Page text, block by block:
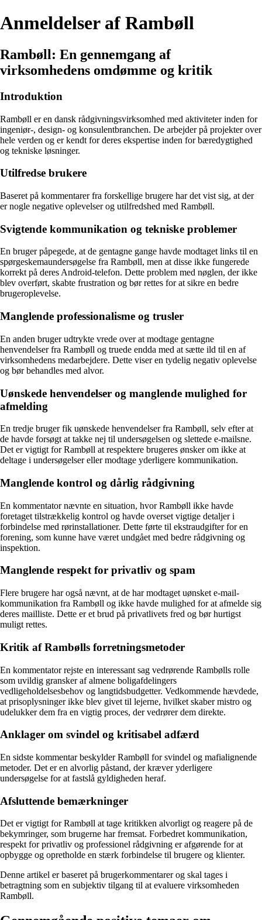
Anmeldelser af Rambøll
Rambøll: En gennemgang af
virksomhedens omdømme og kritik
Introduktion
Rambøll er en dansk rådgivningsvirksomhed med aktiviteter inden for
ingeniør-, design- og konsulentbranchen. De arbejder på projekter over
hele verden og er kendt for deres ekspertise inden for bæredygtighed
og tekniske løsninger.
Utilfredse brukere
Baseret på kommentarer fra forskellige brugere har det vist sig, at der
er nogle negative oplevelser og utilfredshed med Rambøll.
Svigtende kommunikation og tekniske problemer
En bruger påpegede, at de gentagne gange havde modtaget links til en
spørgeskemaundersøgelse fra Rambøll, men at disse ikke fungerede
korrekt på deres Android-telefon. Dette problem med nøglen, der ikke
blev overført, skabte frustration og bør rettes for at sikre en bedre
brugeroplevelse.
Manglende professionalisme og trusler
En anden bruger udtrykte vrede over at modtage gentagne
henvendelser fra Rambøll og truede endda med at sætte ild til en af
virksomhedens medarbejdere. Dette viser en tydelig negativ oplevelse
og bør behandles med alvor.
Uønskede henvendelser og manglende mulighed for
afmelding
En tredje bruger fik uønskede henvendelser fra Rambøll, selv efter at
de havde forsøgt at takke nej til undersøgelsen og slettede e-mailsne.
Det er vigtigt for Rambøll at respektere brugeres ønsker om ikke at
deltage i undersøgelser eller modtage yderligere kommunikation.
Manglende kontrol og dårlig rådgivning
En kommentator nævnte en situation, hvor Rambøll ikke havde
foretaget tilstrækkelig kontrol og havde overset vigtige detaljer i
forbindelse med rørinstallationer. Dette førte til ekstraudgifter for en
forening, som kunne have været undgået med bedre rådgivning og
inspektion.
Manglende respekt for privatliv og spam
Flere brugere har også nævnt, at de har modtaget uønsket e-mail-
kommunikation fra Rambøll og ikke havde mulighed for at afmelde sig
deres mailliste. Dette er et brud på privatlivets fred og bør hurtigst
muligt rettes.
Kritik af Rambølls forretningsmetoder
En kommentator rejste en interessant sag vedrørende Rambølls rolle
som uvildig gransker af almene boligafdelingers
vedligeholdelsesbehov og langtidsbudgetter. Vedkommende hævdede,
at prisoplysninger ikke blev givet til lejerne, hvilket skaber mistro og
udelukker dem fra en vigtig proces, der vedrører dem direkte.
Anklager om svindel og kritisabel adfærd
En sidste kommentar beskylder Rambøll for svindel og mafialignende
metoder. Det er en alvorlig påstand, der kræver yderligere
undersøgelse for at fastslå gyldigheden heraf.
Afsluttende bemærkninger
Det er vigtigt for Rambøll at tage kritikken alvorligt og reagere på de
bekymringer, som brugerne har fremsat. Forbedret kommunikation,
respekt for privatliv og professionel rådgivning er afgørende for at
opbygge og opretholde en stærk forbindelse til brugere og klienter.
Denne artikel er baseret på brugerkommentarer og skal tages i
betragtning som en subjektiv tilgang til at evaluere virksomheden
Rambøll.